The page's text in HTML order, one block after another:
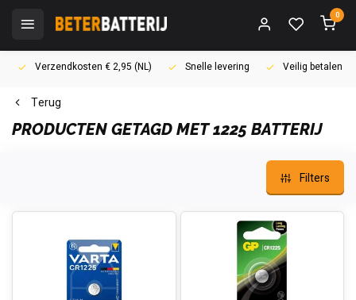
0
Verzendkosten € 2,95 (NL) Snelle levering Veilig betalen
Terug
PRODUCTEN GETAGD MET 1225 BATTERIJ
Filters